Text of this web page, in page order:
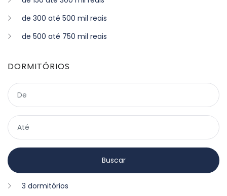
de 300 até 500 mil reais
de 500 até 750 mil reais
DORMITÓRIOS
3 dormitórios